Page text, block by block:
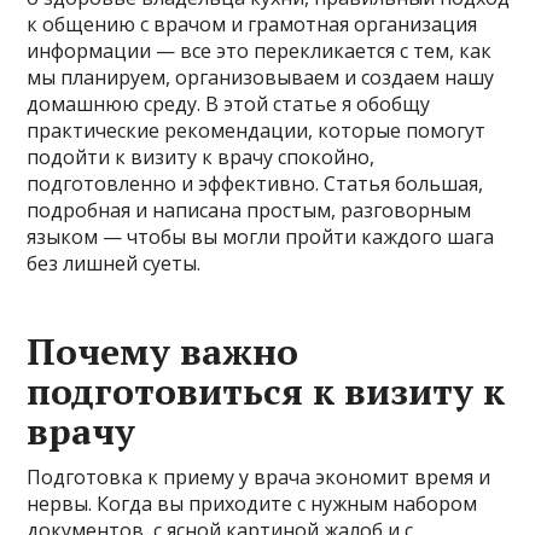
к общению с врачом и грамотная организация
информации — все это перекликается с тем, как
мы планируем, организовываем и создаем нашу
домашнюю среду. В этой статье я обобщу
практические рекомендации, которые помогут
подойти к визиту к врачу спокойно,
подготовленно и эффективно. Статья большая,
подробная и написана простым, разговорным
языком — чтобы вы могли пройти каждого шага
без лишней суеты.
Почему важно
подготовиться к визиту к
врачу
Подготовка к приему у врача экономит время и
нервы. Когда вы приходите с нужным набором